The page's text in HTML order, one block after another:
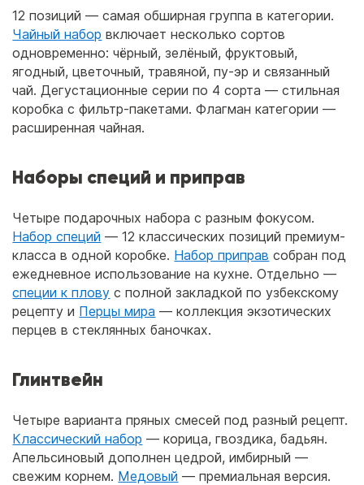
12 позиций — самая обширная группа в категории.
Чайный набор включает несколько сортов
одновременно: чёрный, зелёный, фруктовый,
ягодный, цветочный, травяной, пу-эр и связанный
чай. Дегустационные серии по 4 сорта — стильная
коробка с фильтр-пакетами. Флагман категории —
расширенная чайная.
Наборы специй и приправ
Четыре подарочных набора с разным фокусом.
Набор специй — 12 классических позиций премиум-
класса в одной коробке. Набор приправ собран под
ежедневное использование на кухне. Отдельно —
специи к плову с полной закладкой по узбекскому
рецепту и Перцы мира — коллекция экзотических
перцев в стеклянных баночках.
Глинтвейн
Четыре варианта пряных смесей под разный рецепт.
Классический набор — корица, гвоздика, бадьян.
Апельсиновый дополнен цедрой, имбирный —
свежим корнем. Медовый — премиальная версия.